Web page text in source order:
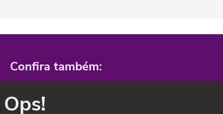
Confira também:
Ops!